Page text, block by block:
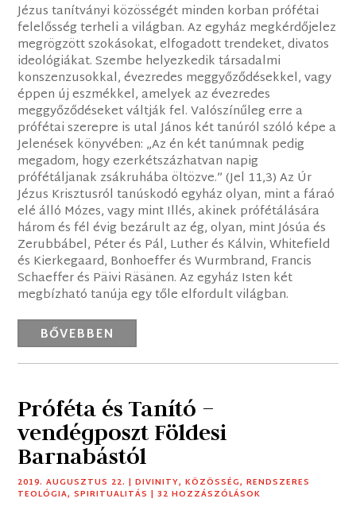
Jézus tanítványi közösségét minden korban prófétai
felelősség terheli a világban. Az egyház megkérdőjelez
megrögzött szokásokat, elfogadott trendeket, divatos
ideológiákat. Szembe helyezkedik társadalmi
konszenzusokkal, évezredes meggyőződésekkel, vagy
éppen új eszmékkel, amelyek az évezredes
meggyőződéseket váltják fel. Valószínűleg erre a
prófétai szerepre is utal János két tanúról szóló képe a
Jelenések könyvében: „Az én két tanúmnak pedig
megadom, hogy ezerkétszázhatvan napig
prófétáljanak zsákruhába öltözve.” (Jel 11,3) Az Úr
Jézus Krisztusról tanúskodó egyház olyan, mint a fáraó
elé álló Mózes, vagy mint Illés, akinek prófétálására
három és fél évig bezárult az ég, olyan, mint Jósúa és
Zerubbábel, Péter és Pál, Luther és Kálvin, Whitefield
és Kierkegaard, Bonhoeffer és Wurmbrand, Francis
Schaeffer és Päivi Räsänen. Az egyház Isten két
megbízható tanúja egy tőle elfordult világban.
BŐVEBBEN
Próféta és Tanító –
vendégposzt Földesi
Barnabástól
2019. AUGUSZTUS 22. |DIVINITY,KÖZÖSSÉG,RENDSZERES
TEOLÓGIA,SPIRITUALITÁS | 32 HOZZÁSZÓLÁSOK